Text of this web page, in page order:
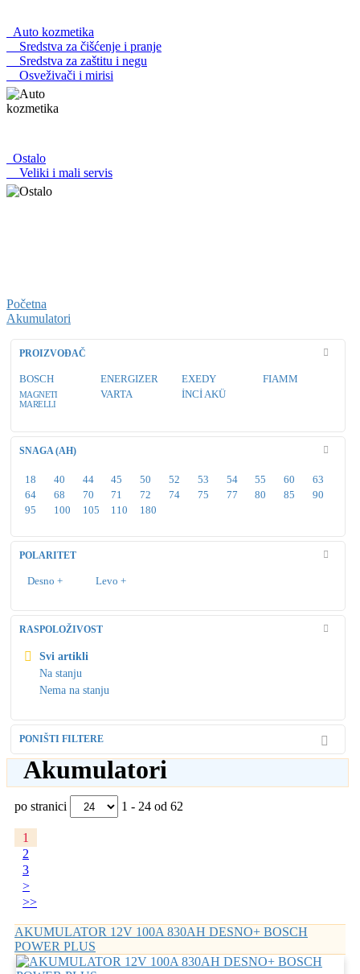
Auto kozmetika
Sredstva za čišćenje i pranje
Sredstva za zaštitu i negu
Osveživači i mirisi
Ostalo
Veliki i mali servis
Početna
Akumulatori
PROIZVOĐAČ
BOSCH ENERGIZER EXEDY FIAMM
MAGNETI
MARELLI
VARTA İNCİ AKÜ
SNAGA (AH)
18 40 44 45 50 52 53 54 55 60
63
64
68 70 71 72 74 75 77 80 85
90
95
100 105 110 180
POLARITET
Desno + Levo +
RASPOLOŽIVOST
Svi artikli
Na stanju
Nema na stanju
PONIŠTI FILTERE
Akumulatori
po stranici 1 - 24 od 62
1
2
3
>
>>
AKUMULATOR 12V 100A 830AH DESNO+ BOSCH
POWER PLUS